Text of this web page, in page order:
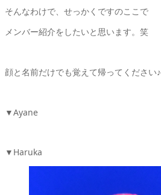
そんなわけで、せっかくですのここで
メンバー紹介をしたいと思います。笑
顔と名前だけでも覚えて帰ってください♪
▼Ayane
▼Haruka